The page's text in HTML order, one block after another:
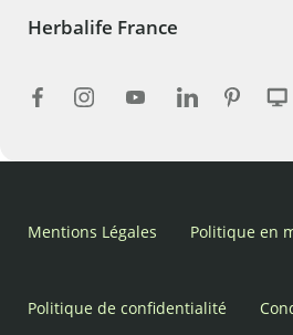
Herbalife France
Mentions Légales Politique en
Politique de confidentialité